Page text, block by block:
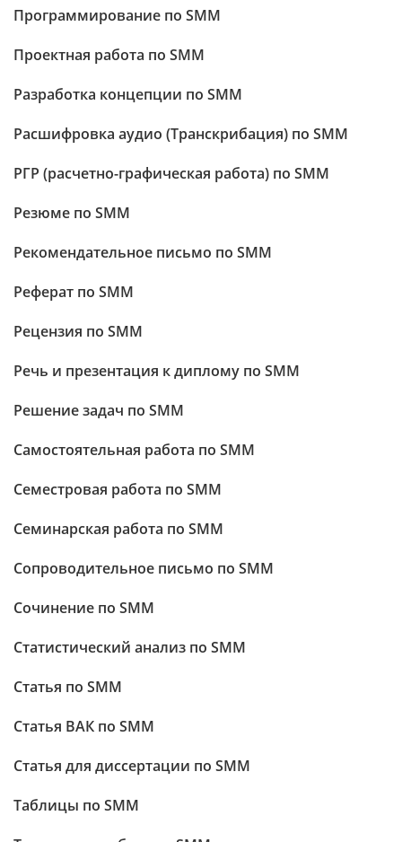
Программирование по SMM
Проектная работа по SMM
Разработка концепции по SMM
Расшифровка аудио (Транскрибация) по SMM
РГР (расчетно-графическая работа) по SMM
Резюме по SMM
Рекомендательное письмо по SMM
Реферат по SMM
Рецензия по SMM
Речь и презентация к диплому по SMM
Решение задач по SMM
Самостоятельная работа по SMM
Семестровая работа по SMM
Семинарская работа по SMM
Сопроводительное письмо по SMM
Сочинение по SMM
Статистический анализ по SMM
Статья по SMM
Статья ВАК по SMM
Статья для диссертации по SMM
Таблицы по SMM